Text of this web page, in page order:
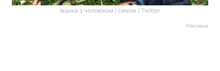
Іванка з чоловіком і сином / Twitter
Реклама